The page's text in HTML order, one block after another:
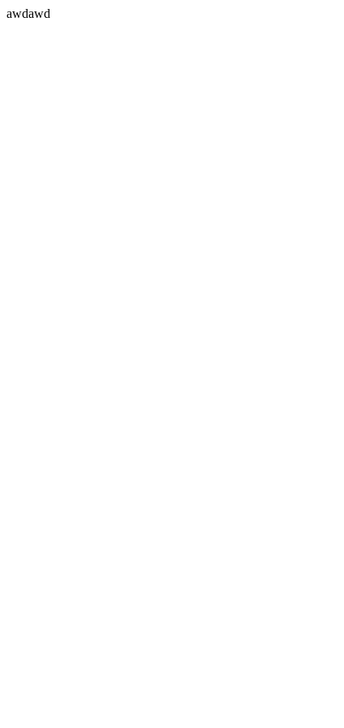
awdawd